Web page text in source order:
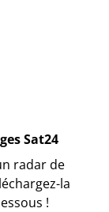
Sat24
radar de
la
!